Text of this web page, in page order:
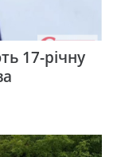
17-річну